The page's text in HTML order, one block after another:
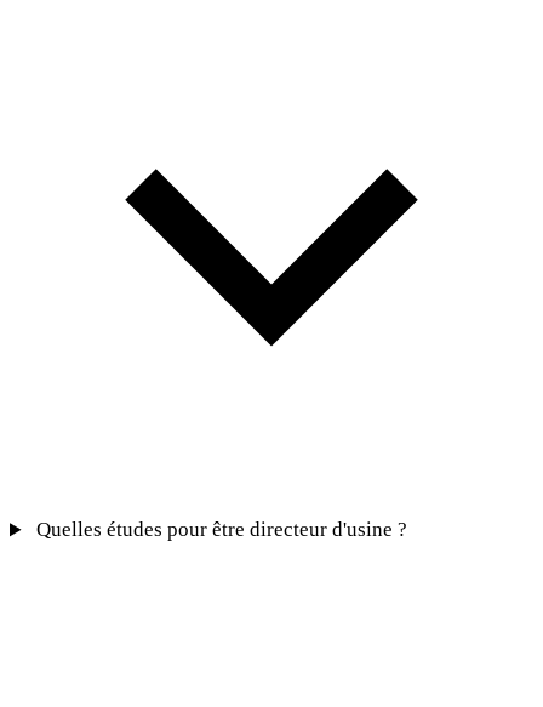
Quelles études pour être directeur d'usine ?